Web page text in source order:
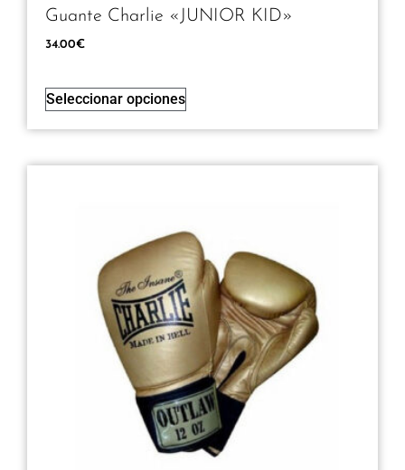
Guante Charlie «JUNIOR KID»
34.00€
Seleccionar opciones